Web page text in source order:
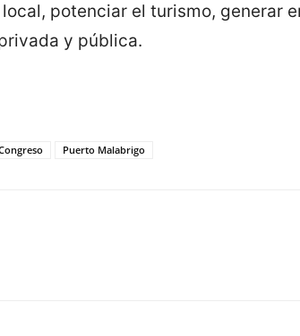
potenciar el turismo, generar
y pública.
Puerto Malabrigo